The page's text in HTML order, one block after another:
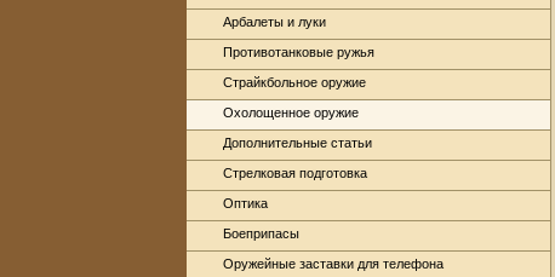
Арбалеты и луки
Противотанковые ружья
Страйкбольное оружие
Охолощенное оружие
Дополнительные статьи
Стрелковая подготовка
Оптика
Боеприпасы
Оружейные заставки для телефона